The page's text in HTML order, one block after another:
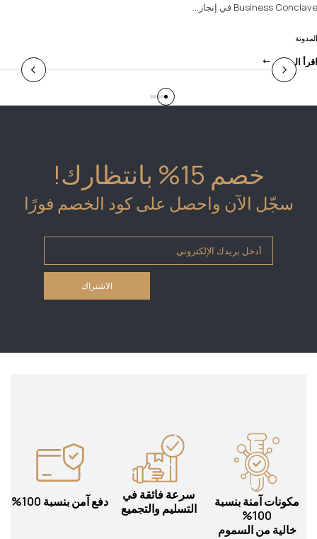
Business Conclave في إنجاز…
المدونة
اقرأ المزيد
خصم 15% بانتظارك!
سجّل الآن واحصل على كود الخصم فورًا
مكونات آمنة بنسبة
100%
خالية من السموم
سرعة فائقة في
التسليم والتجميع
دفع آمن بنسبة 100%